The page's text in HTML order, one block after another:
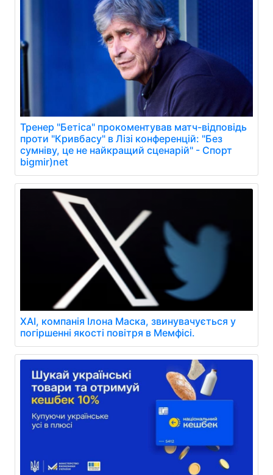
Тренер "Бетіса" прокоментував матч-відповідь
проти "Кривбасу" в Лізі конференцій: "Без
сумніву, це не найкращий сценарій" - Спорт
bigmir)net
XAI, компанія Ілона Маска, звинувачується у
погіршенні якості повітря в Мемфісі.